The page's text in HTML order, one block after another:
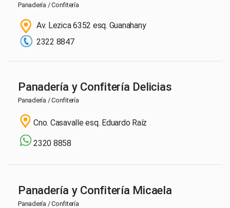
Panadería / Confitería
Av. Lezica 6352 esq. Guanahany
2322 8847
Panadería y Confitería Delicias
Panadería / Confitería
Cno. Casavalle esq. Eduardo Raíz
2320 8858
Panadería y Confitería Micaela
Panadería / Confitería